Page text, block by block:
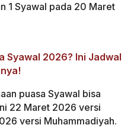
1 Syawal pada 20 Maret
Syawal 2026? Ini Jadwal
puasa Syawal bisa
22 Maret 2026 versi
versi Muhammadiyah.